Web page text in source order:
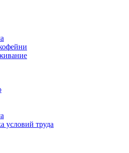
условий труда